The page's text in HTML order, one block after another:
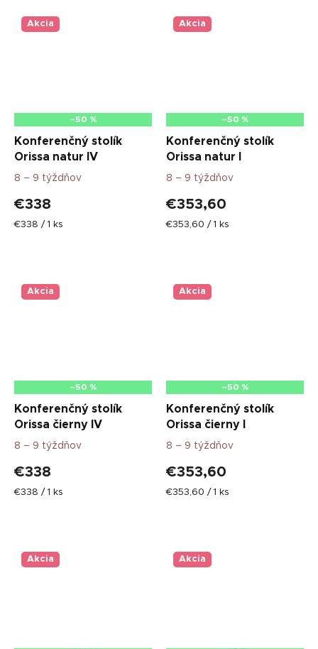
Akcia
–50 %
Konferenčný stolík
Orissa natur IV
8 – 9 týždňov
€338
Jednotková
€338 / 1 ks
Akcia
–50 %
Konferenčný stolík
Orissa natur I
8 – 9 týždňov
€353,60
Jednotková
€353,60 / 1 ks
Akcia
–50 %
Konferenčný stolík
Orissa čierny IV
8 – 9 týždňov
€338
Jednotková
€338 / 1 ks
Akcia
–50 %
Konferenčný stolík
Orissa čierny I
8 – 9 týždňov
€353,60
Jednotková
€353,60 / 1 ks
Akcia Akcia